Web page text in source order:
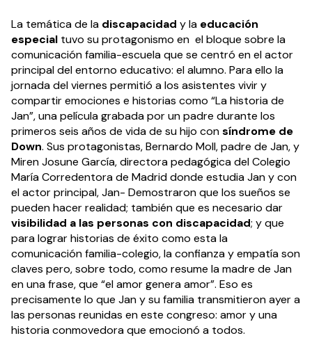
La temática de la discapacidad y la educación
especial tuvo su protagonismo en el bloque sobre la
comunicación familia-escuela que se centró en el actor
principal del entorno educativo: el alumno. Para ello la
jornada del viernes permitió a los asistentes vivir y
compartir emociones e historias como “La historia de
Jan”, una película grabada por un padre durante los
primeros seis años de vida de su hijo consíndrome de
Down. Sus protagonistas, Bernardo Moll, padre de Jan, y
Miren Josune García, directora pedagógica del Colegio
María Corredentora de Madrid donde estudia Jan y con
el actor principal, Jan- Demostraron que los sueños se
pueden hacer realidad; también que es necesario dar
visibilidad a las personas con discapacidad; y que
para lograr historias de éxito como esta la
comunicación familia-colegio, la confianza y empatía son
claves pero, sobre todo, como resume la madre de Jan
en una frase, que “el amor genera amor”. Eso es
precisamente lo que Jan y su familia transmitieron ayer a
las personas reunidas en este congreso: amor y una
historia conmovedora que emocionó a todos.